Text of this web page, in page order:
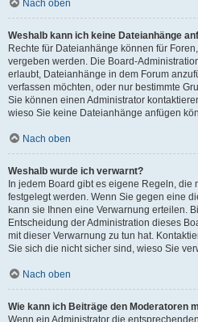
Nach oben
Weshalb kann ich keine Dateianhänge
Rechte für Dateianhänge können für
vergeben werden. Die Board-
erlaubt, Dateianhänge in dem Forum
verfassen möchten, oder nur bestimmte
Sie können einen Administrator
wieso Sie keine Dateianhänge anfügen
Nach oben
Weshalb wurde ich verwarnt?
In jedem Board gibt es eigene Regeln, die
festgelegt werden. Wenn Sie gegen eine
kann sie Ihnen eine Verwarnung erteilen.
Entscheidung der Administration dieses
mit dieser Verwarnung zu tun hat.
Sie sich die nicht sicher sind, wieso Sie
Nach oben
Wie kann ich Beiträge den Moderatoren
Wenn ein Administrator die